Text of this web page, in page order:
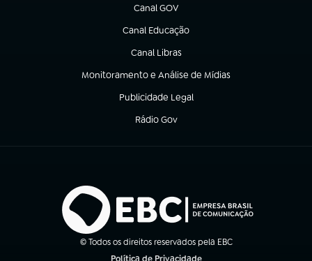
Canal GOV
(abre em nova aba)
Canal Educação
(abre em nova aba)
Canal Libras
(abre em nova aba)
Monitoramento e Análise de Mídias
(abre em nova aba)
Publicidade Legal
(abre em nova aba)
Rádio Gov
(abre em nova aba)
© Todos os direitos reservados pela EBC